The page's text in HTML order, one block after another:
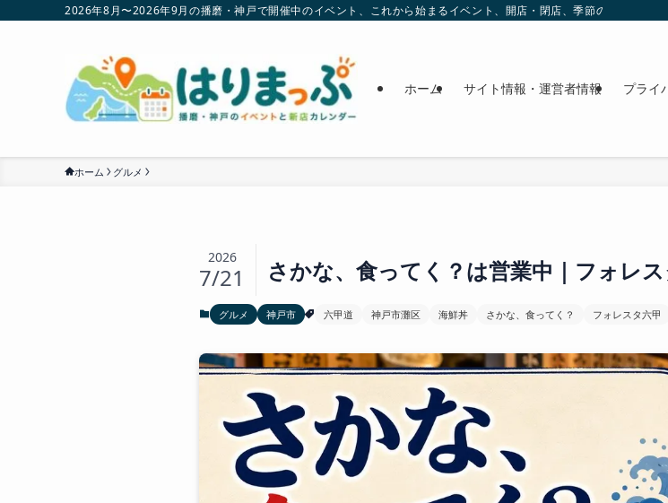
2026年8月〜2026年9月の播磨・神戸で開催中のイベント、これから始まるイベント、開店・閉店、季節の花、週末
ホーム サイト情報・運営者情報 プライ
ホーム グルメ
さかな、食ってく？は営業中｜フォレ
2026
7/21
グルメ 神戸市 六甲道 神戸市灘区 海鮮丼 さかな、食ってく？ フォレスタ六甲